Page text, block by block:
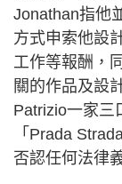
Jonathan指他
方式申索他設
工作等報酬，
關的作品及設
Patrizio一家三
「Prada
否認任何法律